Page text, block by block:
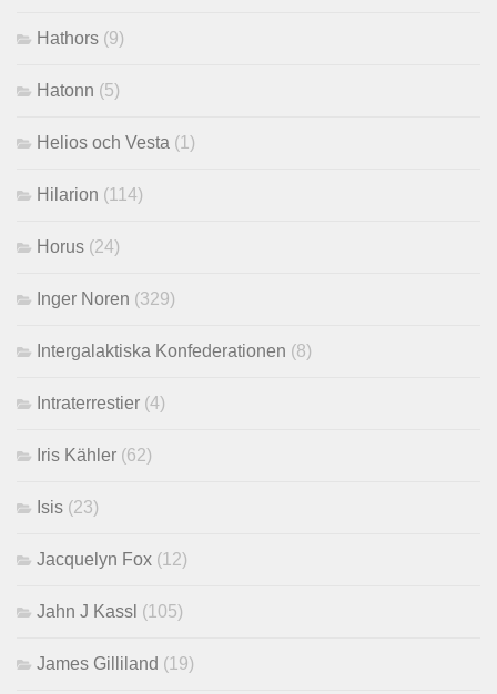
Hathors (9)
Hatonn (5)
Helios och Vesta (1)
Hilarion (114)
Horus (24)
Inger Noren (329)
Intergalaktiska Konfederationen (8)
Intraterrestier (4)
Iris Kähler (62)
Isis (23)
Jacquelyn Fox (12)
Jahn J Kassl (105)
James Gilliland (19)